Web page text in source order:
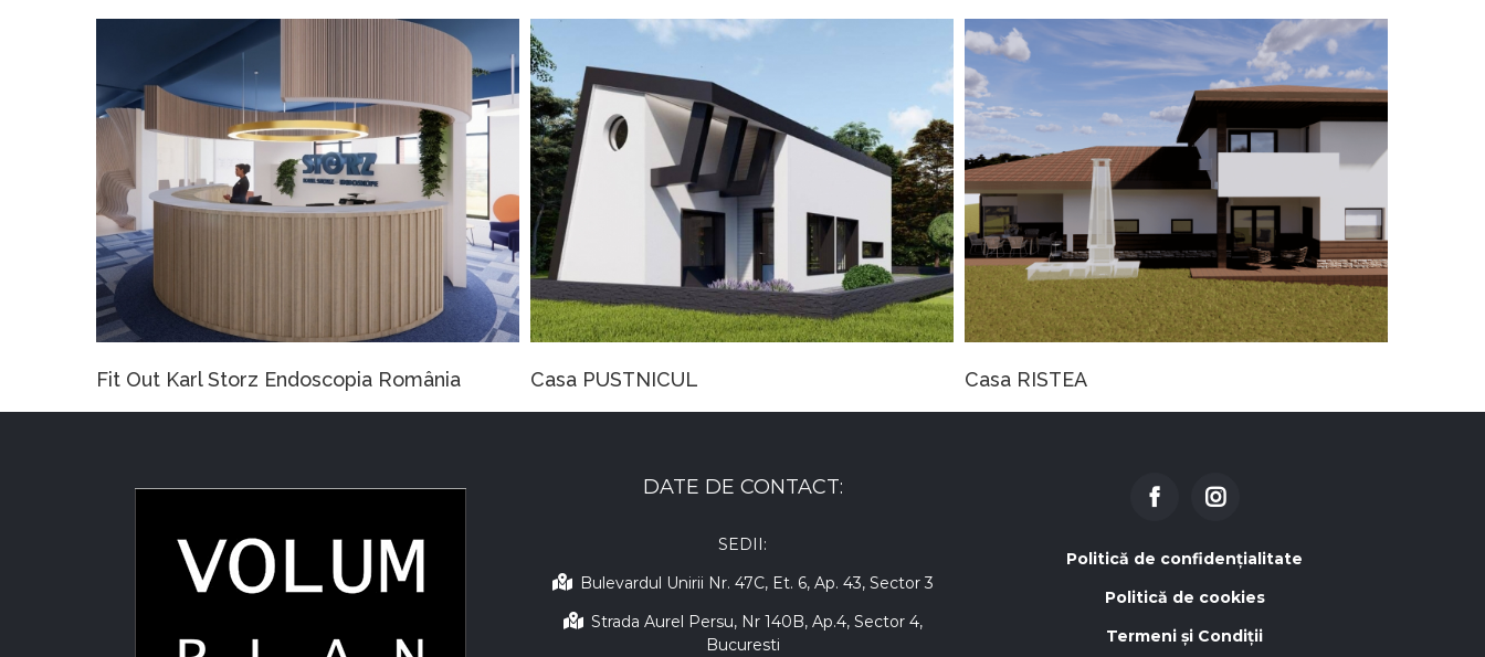
Casa PUSTNICUL Casa RISTEA Casa DIMIENI
DATE DE CONTACT:
SEDII:
Bulevardul Unirii Nr. 47C, Et. 6, Ap. 43, Sector 3
Strada Aurel Persu, Nr 140B, Ap.4, Sector 4,
Bucuresti
Politică de confidențialitate
Politică de cookies
Termeni și Condiții